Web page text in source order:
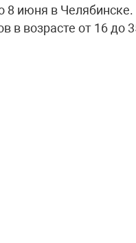
8 июня в
в возрасте от 16 до